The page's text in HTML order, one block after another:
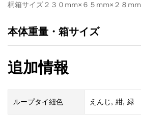
桐箱サイズ２３０mm×６５mm×２８mm
本体重量・箱サイズ
追加情報
ループタイ紐色 えんじ, 紺, 緑